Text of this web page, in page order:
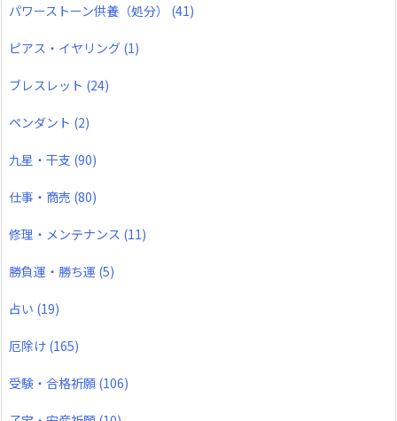
パワーストーン供養（処分） (41)
ピアス・イヤリング (1)
ブレスレット (24)
ペンダント (2)
九星・干支 (90)
仕事・商売 (80)
修理・メンテナンス (11)
勝負運・勝ち運 (5)
占い (19)
厄除け (165)
受験・合格祈願 (106)